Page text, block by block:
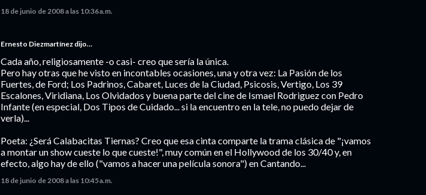
18 de junio de 2008 a las 10:36 a.m.
Ernesto Diezmartínez dijo…
Cada año, religiosamente -o casi- creo que sería la única.
Pero hay otras que he visto en incontables ocasiones, una y otra vez: La Pasión de los
Fuertes, de Ford; Los Padrinos, Cabaret, Luces de la Ciudad, Psicosis, Vertigo, Los 39
Escalones, Viridiana, Los Olvidados y buena parte del cine de Ismael Rodriguez con Pedro
Infante (en especial, Dos Tipos de Cuidado... si la encuentro en la tele, no puedo dejar de
verla)...
Poeta: ¿Será Calabacitas Tiernas? Creo que esa cinta comparte la trama clásica de "¡vamos
a montar un show cueste lo que cueste!", muy común en el Hollywood de los 30/40 y, en
efecto, algo hay de ello ("vamos a hacer una película sonora") en Cantando...
18 de junio de 2008 a las 10:45 a.m.